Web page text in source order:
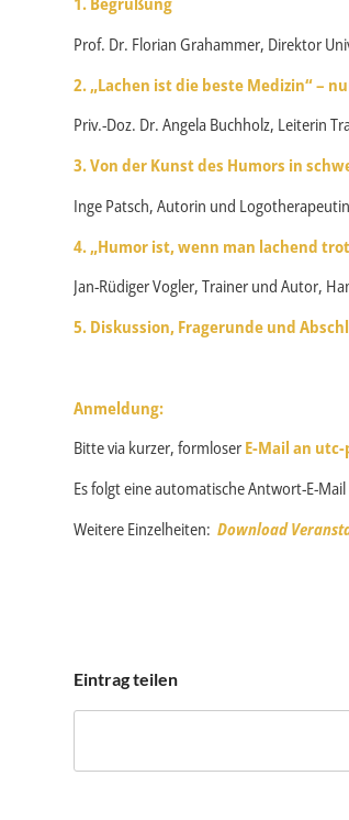
Prof. Dr. Florian Grahammer, Direktor
2. „Lachen ist die beste Medizin“ –
Priv.-Doz. Dr. Angela Buchholz, Leiterin
3. Von der Kunst des Humors in
Inge Patsch, Autorin und
4. „Humor ist, wenn man lachend
Jan-Rüdiger Vogler, Trainer und Autor,
5. Diskussion, Fragerunde und
Anmeldung:
Bitte via kurzer, formloser E-Mail an utc-
Es folgt eine automatische Antwort-E-
Weitere Einzelheiten: Download
Eintrag teilen